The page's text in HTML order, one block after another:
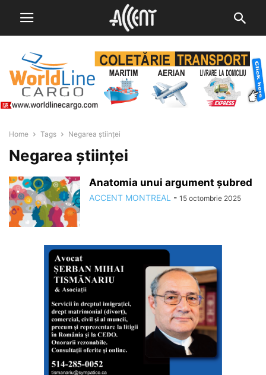
Home Tags Negarea științei
Negarea științei
Anatomia unui argument șubred
ACCENT MONTREAL - 15 octombrie 2025